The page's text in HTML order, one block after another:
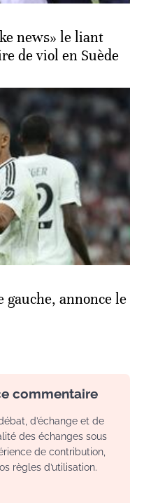
news» le liant
de viol en Suède
gauche, annonce le
commentaire
d’échange et de
des échanges sous
de contribution,
règles d’utilisation.